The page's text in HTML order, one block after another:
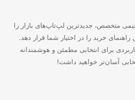
تیمی متخصص، جدیدترین لپ‌تاپ‌های بازار را
خرید را در اختیار شما قرار دهد.
برای انتخابی مطمئن و هوشمندانه
آسان‌تر خواهید داشت!